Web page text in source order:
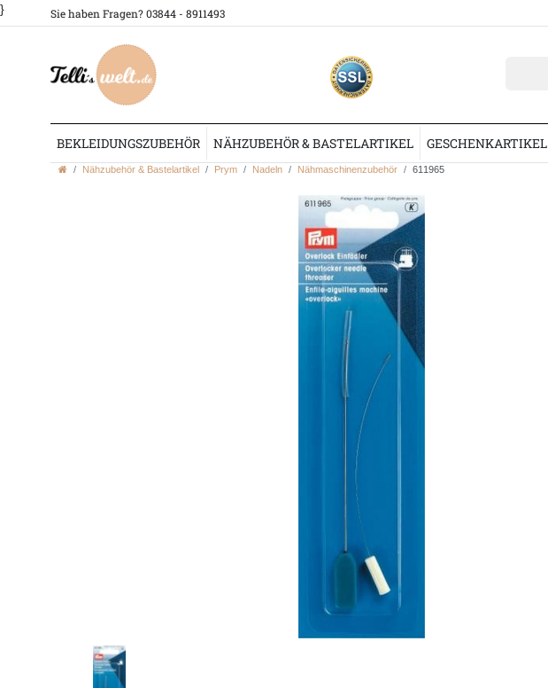
} Sie haben Fragen? 03844 - 8911493
BEKLEIDUNGSZUBEHÖR NÄHZUBEHÖR & BASTELARTIKEL GESCHENKARTIKEL
Nähzubehör & Bastelartikel Prym Nadeln Nähmaschinenzubehör 611965